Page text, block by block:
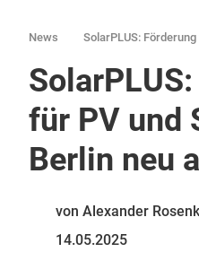
News SolarPLUS:
für PV und
Berlin neu
von Alexander
14.05.2025